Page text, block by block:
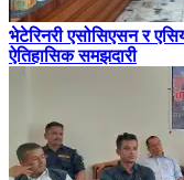
भेटेरिनरी एसोसिएसन र
ऐतिहासिक समझदारी